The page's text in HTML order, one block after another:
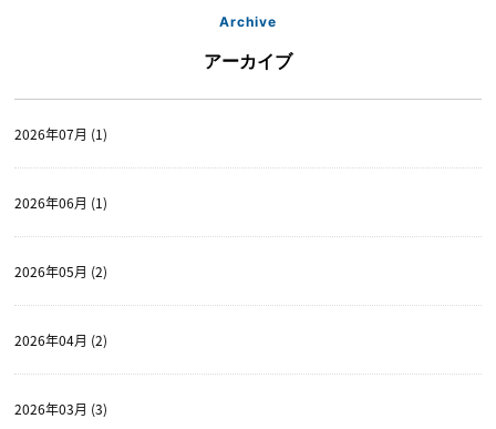
Archive
アーカイブ
2026年07月 (1)
2026年06月 (1)
2026年05月 (2)
2026年04月 (2)
2026年03月 (3)